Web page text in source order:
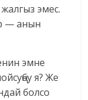
эмес.
— анын
эмне
я? Же
болсо